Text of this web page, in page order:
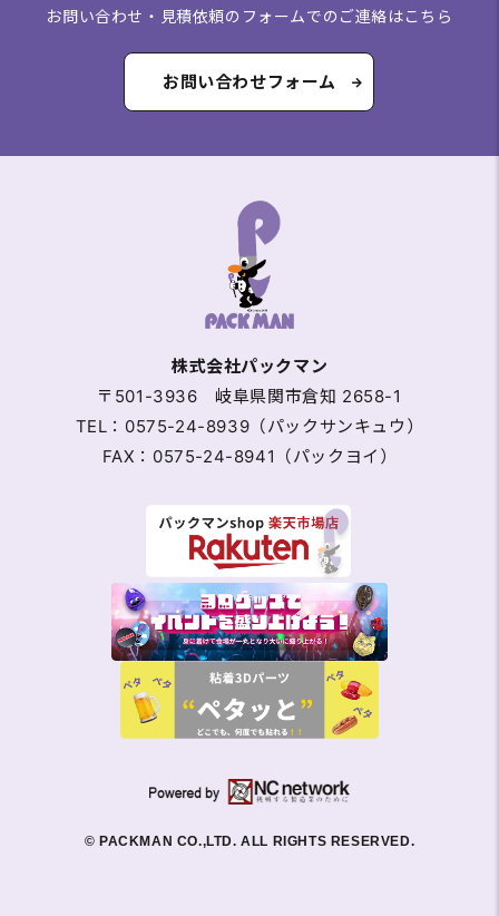
お問い合わせ・見積依頼のフォームでのご連絡はこちら
お問い合わせフォーム
株式会社パックマン
〒501-3936 岐阜県関市倉知 2658-1
TEL：0575-24-8939（パックサンキュウ）
FAX：0575-24-8941（パックヨイ）
© PACKMAN CO.,LTD. ALL RIGHTS RESERVED.